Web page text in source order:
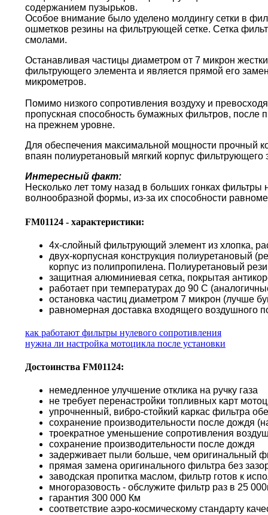
содержанием пузырьков.
Особое внимание было уделено молдингу сетки в
ошметков резины на фильтрующей сетке. Сетка
смолами.
Останавливая частицы диаметром от 7 микрон
фильтрующего элемента и является прямой его
микрометров.
Помимо низкого сопротивления воздуху и
пропускная способность бумажных фильтров, после
на прежнем уровне.
Для обеспечения максимальной мощности прочный
впаян полиуретановый мягкий корпус
Интересный факт:
Несколько лет тому назад в больших гонках
волнообразной формы, из-за их способности
FM01124 - характеристики:
4х-слойный фильтрующий элемент из хлопка,
двух-корпусная конструкция полиуретановый
корпус из полипропилена. Полиуретановый
защитная алюминиевая сетка, покрытая
работает при температурах до 90 С
остановка частиц диаметром 7 микрон (лучше
равномерная доставка входящего воздушного
как работают фильтры нулевого сопротивления
нужна ли настройка мотоцикла после установки
Достоинства FM01124:
немедленное улучшение отклика на ручку газа
не требует перенастройки топливных карт
упрочненный, вибро-стойкий каркас фильтра
сохранение производительности после дождя
троекратное уменьшение сопротивления
сохранение производительности после дождя
задерживает пыли больше, чем оригинальный
прямая замена оригинального фильтра без
заводская пропитка маслом, фильтр готов к
многоразовость - обслужите фильтр раз в 25
гарантия 300 000 Км
соответствие аэро-космическому стандарту